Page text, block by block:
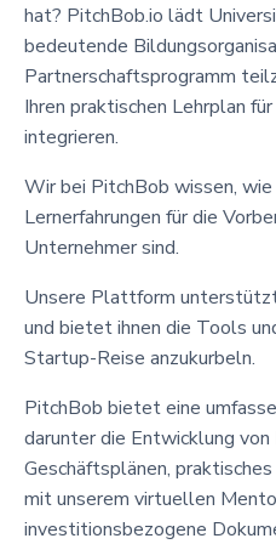
hat? PitchBob.io lädt
bedeutende
Partnerschaftsprogramm
Ihren praktischen Lehrplan
integrieren.
Wir bei PitchBob wissen,
Lernerfahrungen für die
Unternehmer sind.
Unsere Plattform
und bietet ihnen die Tools
Startup-Reise anzukurbeln.
PitchBob bietet eine
darunter die Entwicklung
Geschäftsplänen,
mit unserem virtuellen
investitionsbezogene